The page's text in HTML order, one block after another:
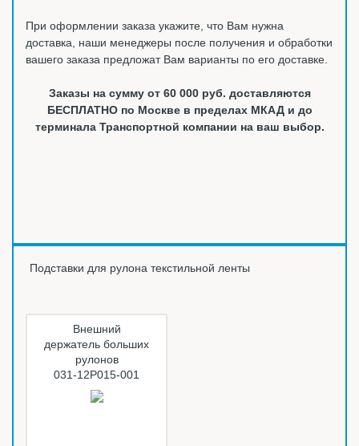
При оформлении заказа укажите, что Вам нужна
доставка, наши менеджеры после получения и обработки
вашего заказа предложат Вам варианты по его доставке.
Заказы на сумму от 60 000 руб. доставляются
БЕСПЛАТНО по Москве в пределах МКАД и до
терминала Транспортной компании на ваш выбор.
Подставки для рулона текстильной ленты
Внешний
держатель больших
рулонов
031-12P015-001